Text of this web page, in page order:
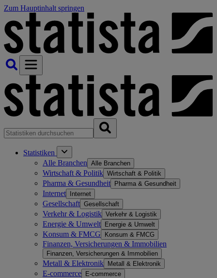
Zum Hauptinhalt springen
Statistiken
Alle Branchen Alle Branchen
Wirtschaft & Politik Wirtschaft & Politik
Pharma & Gesundheit Pharma & Gesundheit
Internet Internet
Gesellschaft Gesellschaft
Verkehr & Logistik Verkehr & Logistik
Energie & Umwelt Energie & Umwelt
Konsum & FMCG Konsum & FMCG
Finanzen, Versicherungen & Immobilien
Finanzen, Versicherungen & Immobilien
Metall & Elektronik Metall & Elektronik
E-commerce E-commerce